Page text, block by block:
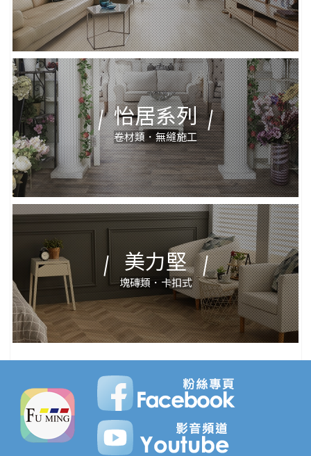
怡居系列
卷材類．無縫施工
美力堅
塊磚類．卡扣式